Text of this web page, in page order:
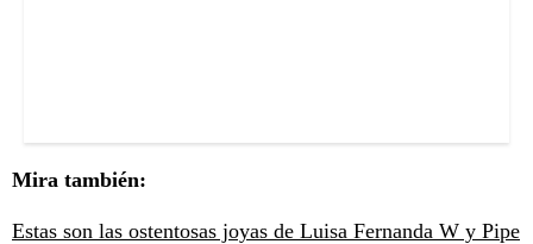
Mira también:
Estas son las ostentosas joyas de Luisa Fernanda W y Pipe